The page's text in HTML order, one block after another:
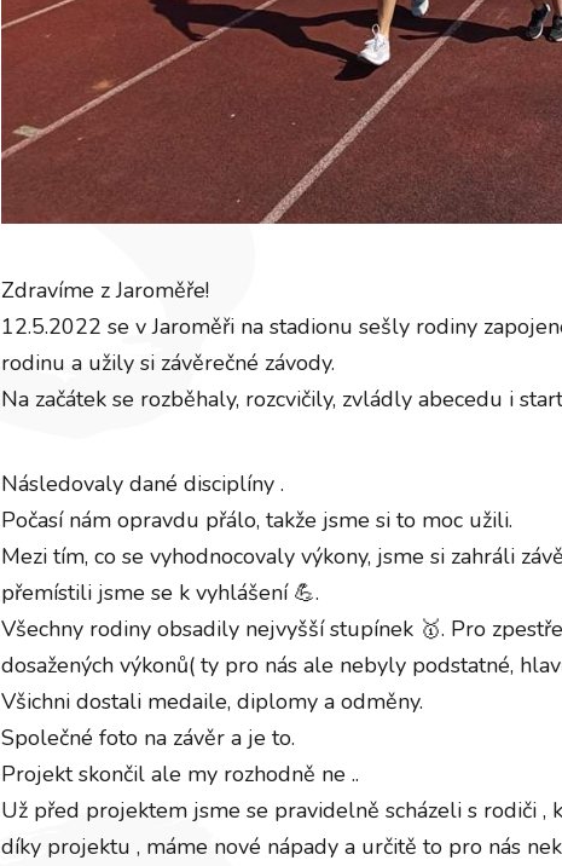
Zdravíme z Jaroměře!
12.5.2022 se v Jaroměři na stadionu sešly rodiny
rodinu a užily si závěrečné závody.
Na začátek se rozběhaly, rozcvičily, zvládly abecedu i
Následovaly dané disciplíny .
Počasí nám opravdu přálo, takže jsme si to moc užili.
Mezi tím, co se vyhodnocovaly výkony, jsme si zahráli
přemístili jsme se k vyhlášení 💪.
Všechny rodiny obsadily nejvyšší stupínek 🥇. Pro
dosažených výkonů( ty pro nás ale nebyly podstatné,
Všichni dostali medaile, diplomy a odměny.
Společné foto na závěr a je to.
Projekt skončil ale my rozhodně ne ..
Už před projektem jsme se pravidelně scházeli s rodiči
díky projektu , máme nové nápady a určitě to pro nás